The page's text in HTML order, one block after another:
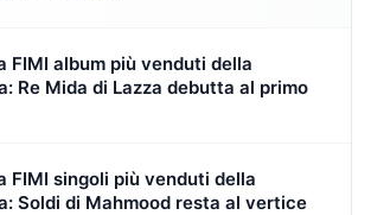
FIMI album più venduti della
Re Mida di Lazza debutta al primo
FIMI singoli più venduti della
Soldi di Mahmood resta al vertice